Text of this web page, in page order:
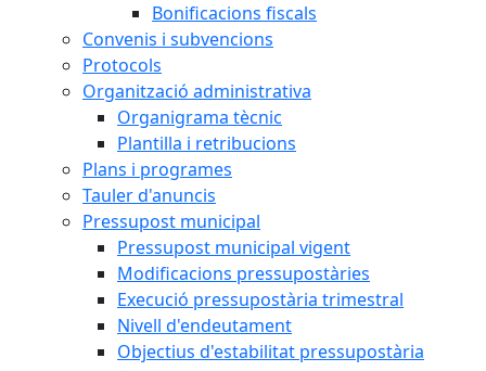
Bonificacions fiscals
Convenis i subvencions
Protocols
Organització administrativa
Organigrama tècnic
Plantilla i retribucions
Plans i programes
Tauler d'anuncis
Pressupost municipal
Pressupost municipal vigent
Modificacions pressupostàries
Execució pressupostària trimestral
Nivell d'endeutament
Objectius d'estabilitat pressupostària